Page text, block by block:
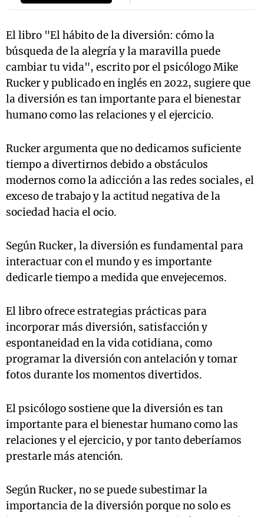
El libro "El hábito de la diversión: cómo la
búsqueda de la alegría y la maravilla puede
cambiar tu vida", escrito por el psicólogo Mike
Rucker y publicado en inglés en 2022, sugiere que
la diversión es tan importante para el bienestar
humano como las relaciones y el ejercicio.
Rucker argumenta que no dedicamos suficiente
tiempo a divertirnos debido a obstáculos
modernos como la adicción a las redes sociales, el
exceso de trabajo y la actitud negativa de la
sociedad hacia el ocio.
Según Rucker, la diversión es fundamental para
interactuar con el mundo y es importante
dedicarle tiempo a medida que envejecemos.
El libro ofrece estrategias prácticas para
incorporar más diversión, satisfacción y
espontaneidad en la vida cotidiana, como
programar la diversión con antelación y tomar
fotos durante los momentos divertidos.
El psicólogo sostiene que la diversión es tan
importante para el bienestar humano como las
relaciones y el ejercicio, y por tanto deberíamos
prestarle más atención.
Según Rucker, no se puede subestimar la
importancia de la diversión porque no solo es